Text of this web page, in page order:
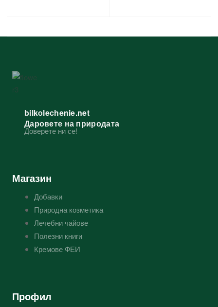
Магазин
Добавки
Природна козметика
Лечебни чайове
Полезни книги
Кремове ФЕИ
Профил
bilkolechenie.net
Даровете на природата
Доверете ни се!